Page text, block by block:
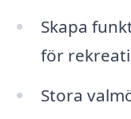
Skapa
för
Stora